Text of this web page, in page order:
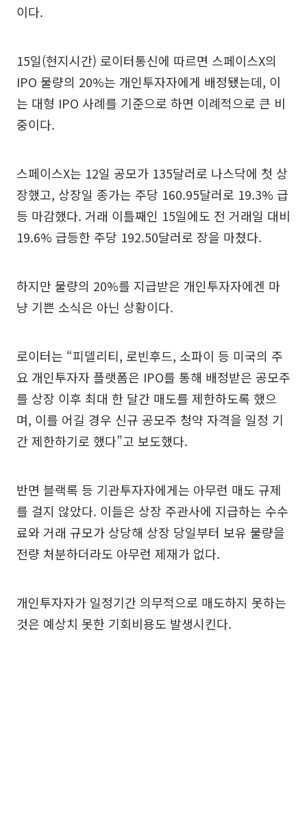
이다.
15일(현지시간) 로이터통신에 따르면 스페이스X의
IPO 물량의 20%는 개인투자자에게 배정됐는데, 이
는 대형 IPO 사례를 기준으로 하면 이례적으로 큰 비
중이다.
스페이스X는 12일 공모가 135달러로 나스닥에 첫 상
장했고, 상장일 종가는 주당 160.95달러로 19.3% 급
등 마감했다. 거래 이틀째인 15일에도 전 거래일 대비
19.6% 급등한 주당 192.50달러로 장을 마쳤다.
하지만 물량의 20%를 지급받은 개인투자자에겐 마
냥 기쁜 소식은 아닌 상황이다.
로이터는 “피델리티, 로빈후드, 소파이 등 미국의 주
요 개인투자자 플랫폼은 IPO를 통해 배정받은 공모주
를 상장 이후 최대 한 달간 매도를 제한하도록 했으
며, 이를 어길 경우 신규 공모주 청약 자격을 일정 기
간 제한하기로 했다”고 보도했다.
반면 블랙록 등 기관투자자에게는 아무런 매도 규제
를 걸지 않았다. 이들은 상장 주관사에 지급하는 수수
료와 거래 규모가 상당해 상장 당일부터 보유 물량을
전량 처분하더라도 아무런 제재가 없다.
개인투자자가 일정기간 의무적으로 매도하지 못하는
것은 예상치 못한 기회비용도 발생시킨다.